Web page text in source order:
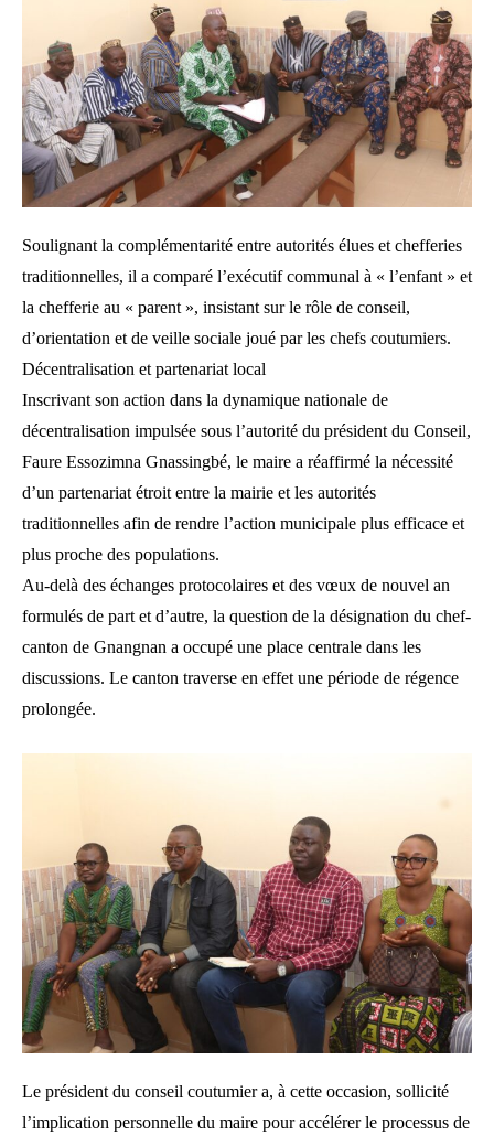
Soulignant la complémentarité entre autorités élues et chefferies
traditionnelles, il a comparé l’exécutif communal à « l’enfant » et
la chefferie au « parent », insistant sur le rôle de conseil,
d’orientation et de veille sociale joué par les chefs coutumiers.
Décentralisation et partenariat local
Inscrivant son action dans la dynamique nationale de
décentralisation impulsée sous l’autorité du président du Conseil,
Faure Essozimna Gnassingbé, le maire a réaffirmé la nécessité
d’un partenariat étroit entre la mairie et les autorités
traditionnelles afin de rendre l’action municipale plus efficace et
plus proche des populations.
Au-delà des échanges protocolaires et des vœux de nouvel an
formulés de part et d’autre, la question de la désignation du chef-
canton de Gnangnan a occupé une place centrale dans les
discussions. Le canton traverse en effet une période de régence
prolongée.
Le président du conseil coutumier a, à cette occasion, sollicité
l’implication personnelle du maire pour accélérer le processus de